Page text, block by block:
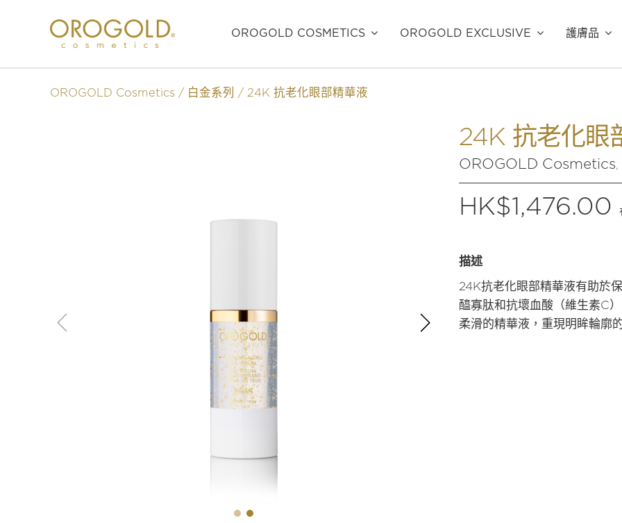
OROGOLD COSMETICS OROGOLD EXCLUSIVE 護膚品
OROGOLD Cosmetics 白金系列 24K 抗老化眼部精華液
24K 抗老化眼
OROGOLD Cosmetics,
$1,476.00
描述
24K抗老化眼部精華液有助於
醯寡肽和抗壞血酸（維生素C
柔滑的精華液，重現明眸輪廓